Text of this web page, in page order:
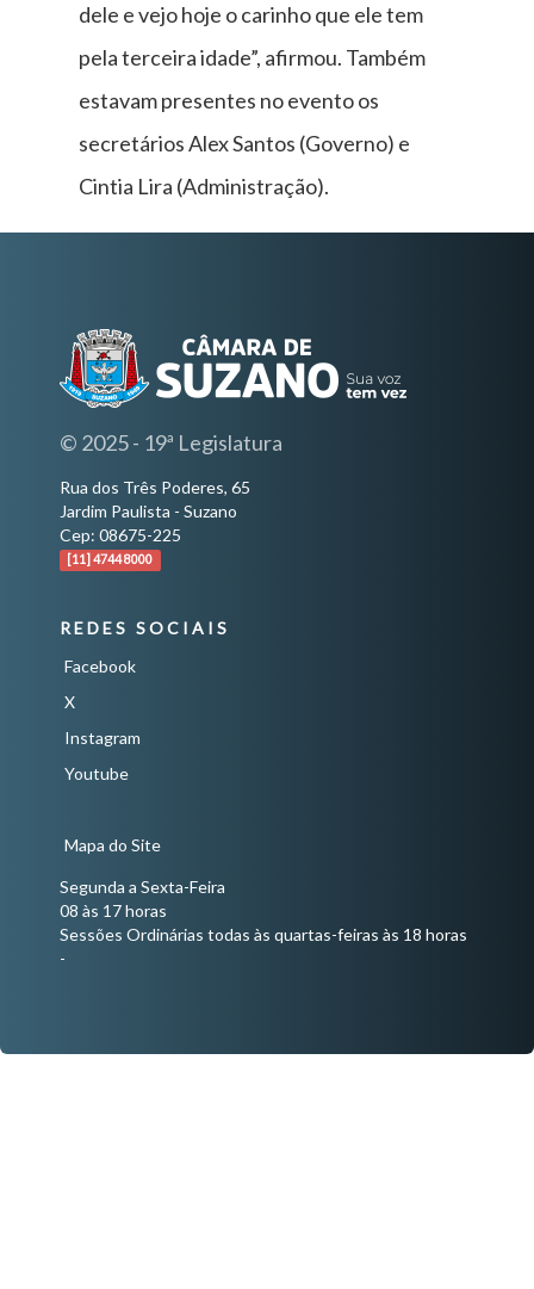
dele e vejo hoje o carinho que ele tem
pela terceira idade”, afirmou. Também
estavam presentes no evento os
secretários Alex Santos (Governo) e
Cintia Lira (Administração).
© 2025 - 19ª Legislatura
Rua dos Três Poderes, 65
Jardim Paulista - Suzano
Cep: 08675-225
[11] 4744 8000
REDES SOCIAIS
Facebook
X
Instagram
Youtube
Mapa do Site
Segunda a Sexta-Feira
08 às 17 horas
Sessões Ordinárias todas às quartas-feiras às 18 horas
-